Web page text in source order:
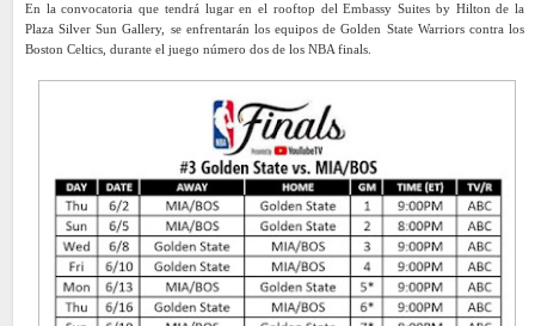
En la convocatoria que tendrá lugar en el rooftop del Embassy Suites by Hilton de la
Plaza Silver Sun Gallery, se enfrentarán los equipos de Golden State Warriors contra los
Boston Celtics, durante el juego número dos de los NBA finals.